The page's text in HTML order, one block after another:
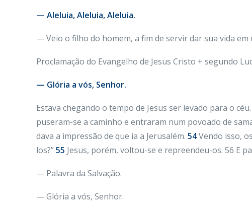
— Aleluia, Aleluia, Aleluia.
— Veio o filho do homem, a fim de servir dar sua vida
Proclamação do Evangelho de Jesus Cristo + segundo
— Glória a vós, Senhor.
Estava chegando o tempo de Jesus ser levado para o
puseram-se a caminho e entraram num povoado de
dava a impressão de que ia a Jerusalém. 54Vendo isso,
los?”55 Jesus, porém, voltou-se e repreendeu-os. 56 E
— Palavra da Salvação.
— Glória a vós, Senhor.